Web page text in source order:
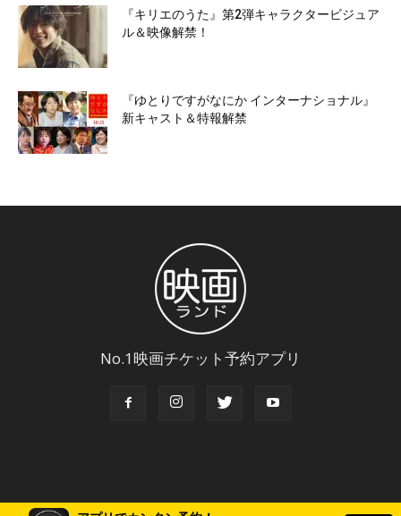
『キリエのうた』第2弾キャラクタービジュア
ル＆映像解禁！
『ゆとりですがなにか インターナショナル』
新キャスト＆特報解禁
No.1映画チケット予約アプリ